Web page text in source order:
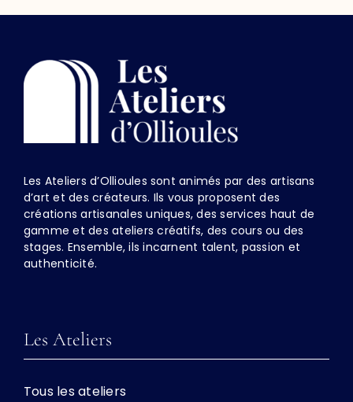
Les Ateliers d’Ollioules sont animés par des artisans
d’art et des créateurs. Ils vous proposent des
créations artisanales uniques, des services haut de
gamme et des ateliers créatifs, des cours ou des
stages. Ensemble, ils incarnent talent, passion et
authenticité.
Les Ateliers
Tous les ateliers